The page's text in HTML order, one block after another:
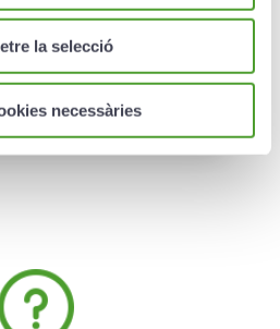
la selecció
necessàries
de sus hijos, nietos o
con la máxima